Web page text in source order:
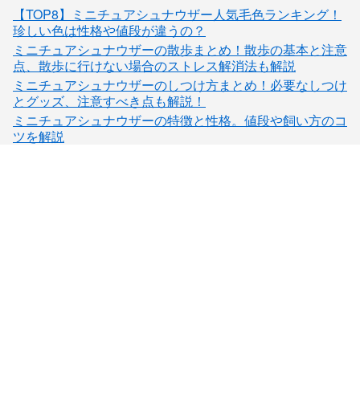
【TOP8】ミニチュアシュナウザー人気毛色ランキング！
珍しい色は性格や値段が違うの？
ミニチュアシュナウザーの散歩まとめ！散歩の基本と注意
点、散歩に行けない場合のストレス解消法も解説
ミニチュアシュナウザーのしつけ方まとめ！必要なしつけ
とグッズ、注意すべき点も解説！
ミニチュアシュナウザーの特徴と性格。値段や飼い方のコ
ツを解説